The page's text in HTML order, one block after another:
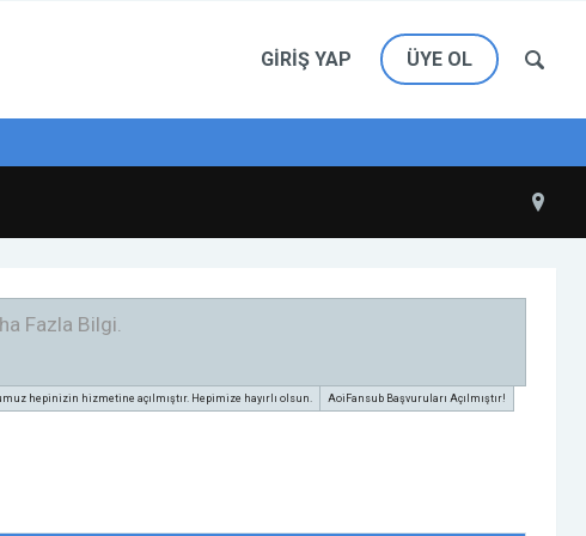
GIRIŞ YAP ÜYE OL
Fazla Bilgi.
hepinizin hizmetine açılmıştır. Hepimize hayırlı olsun. AoiFansub Başvuruları Açılmıştır!